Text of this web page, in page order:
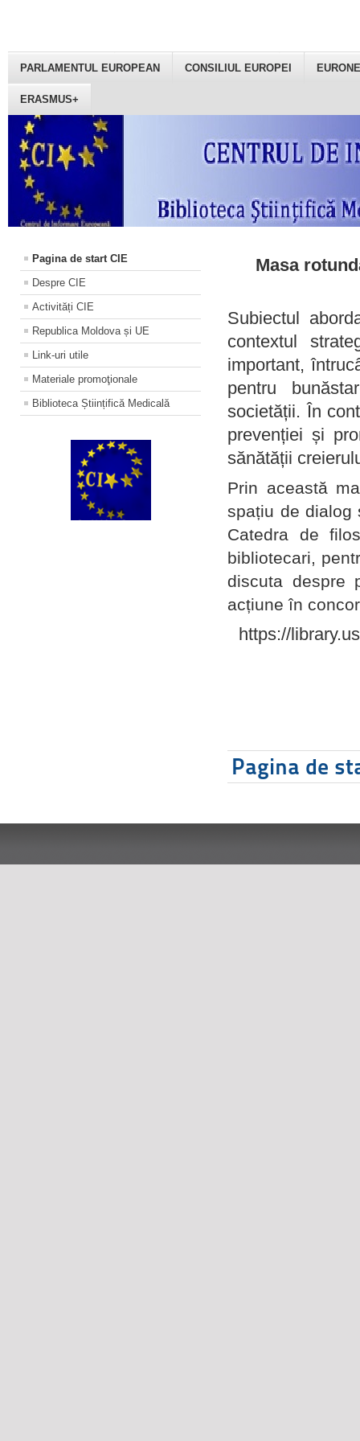
PARLAMENTUL EUROPEAN CONSILIUL EUROPEI
ERASMUS+
Pagina de start CIE
Despre CIE
Activități CIE
Republica Moldova și UE
Link-uri utile
Materiale promoţionale
Biblioteca Științifică Medicală
Masa
Subiectul
contextul
important,
pentru
societății. În
prevenției și
sănătății
Prin această
spațiu de dialog
Catedra de
bibliotecari,
discuta despre
acțiune în
https://
Pagina de